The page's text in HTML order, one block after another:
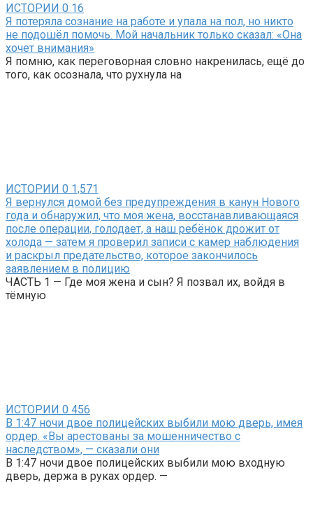
ИСТОРИИ 0 16
Я потеряла сознание на работе и упала на пол, но никто
не подошёл помочь. Мой начальник только сказал: «Она
хочет внимания»
Я помню, как переговорная словно накренилась, ещё до
того, как осознала, что рухнула на
ИСТОРИИ 0 1,571
Я вернулся домой без предупреждения в канун Нового
года и обнаружил, что моя жена, восстанавливающаяся
после операции, голодает, а наш ребёнок дрожит от
холода — затем я проверил записи с камер наблюдения
и раскрыл предательство, которое закончилось
заявлением в полицию
ЧАСТЬ 1 — Где моя жена и сын? Я позвал их, войдя в
тёмную
ИСТОРИИ 0 456
В 1:47 ночи двое полицейских выбили мою дверь, имея
ордер. «Вы арестованы за мошенничество с
наследством», — сказали они
В 1:47 ночи двое полицейских выбили мою входную
дверь, держа в руках ордер. —